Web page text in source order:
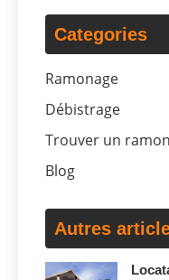
Categories
Ramonage
Débistrage
Trouver un
Blog
Autres